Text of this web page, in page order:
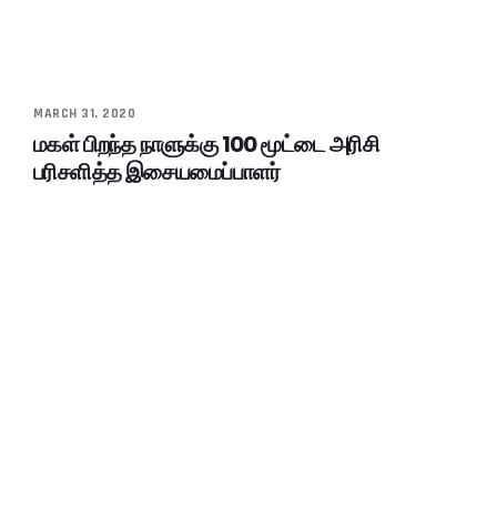
MARCH 31, 2020
மகள் பிறந்த நாளுக்கு 100 மூட்டை அரிசி
பரிசளித்த இசையமைப்பாளர்